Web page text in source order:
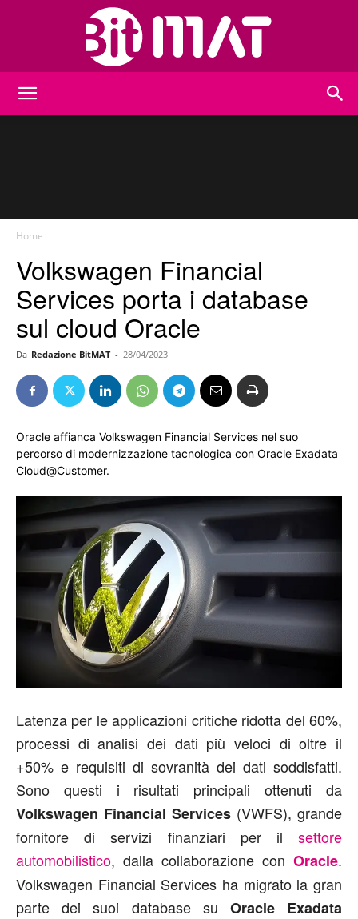
Home
Volkswagen Financial
Services porta i database
sul cloud Oracle
Da Redazione BitMAT - 28/04/2023
Oracle affianca Volkswagen Financial Services nel suo
percorso di modernizzazione tacnologica con Oracle Exadata
Cloud@Customer.
Latenza per le applicazioni critiche ridotta del 60%,
processi di analisi dei dati più veloci di oltre il
+50% e requisiti di sovranità dei dati soddisfatti.
Sono questi i risultati principali ottenuti da
Volkswagen Financial Services (VWFS), grande
fornitore di servizi finanziari per il settore
automobilistico, dalla collaborazione con Oracle.
Volkswagen Financial Services ha migrato la gran
parte dei suoi database su Oracle Exadata